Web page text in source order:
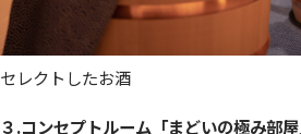
セレクトしたお酒
３.コンセプトルーム「まどいの極み部屋